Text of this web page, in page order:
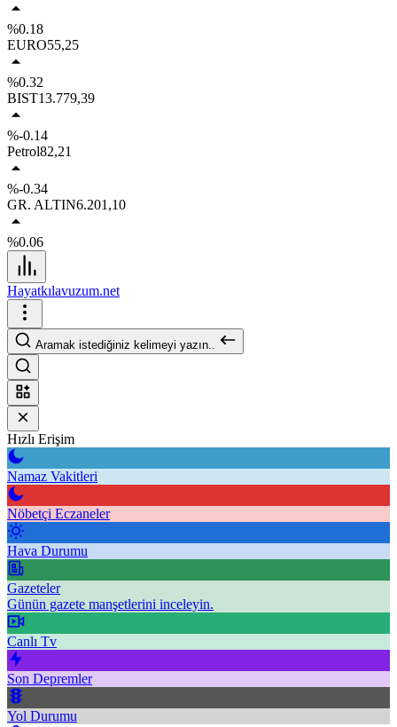
%0.18
EURO55,25
%0.32
BIST13.779,39
%-0.14
Petrol82,21
%-0.34
GR. ALTIN6.201,10
%0.06
Hayatkılavuzum.net
Aramak istediğiniz kelimeyi yazın..
Hızlı Erişim
Namaz Vakitleri
Nöbetçi Eczaneler
Hava Durumu
Gazeteler
Günün gazete manşetlerini inceleyin.
Canlı Tv
Son Depremler
Yol Durumu